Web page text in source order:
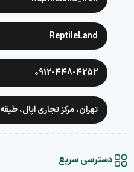
ReptileLand
0912-448-4252
تهران، مرکز تجاری اپال، طبقه ۷
دسترسی سریع